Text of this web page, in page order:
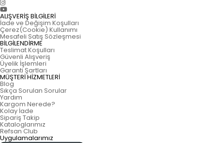
ALIŞVERİŞ BİLGİLERİ
İade ve Değişim Koşulları
Çerez(Cookie) Kullanımı
Mesafeli Satış Sözleşmesi
BİLGİLENDİRME
Teslimat Koşulları
Güvenli Alışveriş
Üyelik İşlemleri
Garanti Şartları
MÜŞTERİ HİZMETLERİ
Blog
Sıkça Sorulan Sorular
Yardım
Kargom Nerede?
Kolay İade
Sipariş Takip
Kataloglarımız
Refsan Club
Uygulamalarımız